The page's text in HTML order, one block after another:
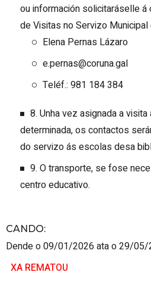
ou información solicitaráselle
de Visitas no Servizo
Elena Pernas Lázaro
e.pernas@coruna.gal
Teléf.: 981 184 384
8. Unha vez asignada a
determinada, os contactos
do servizo ás escolas desa
9. O transporte, se fose
centro educativo.
CANDO:
Dende o 09/01/2026 ata o 29/05/
XA REMATOU